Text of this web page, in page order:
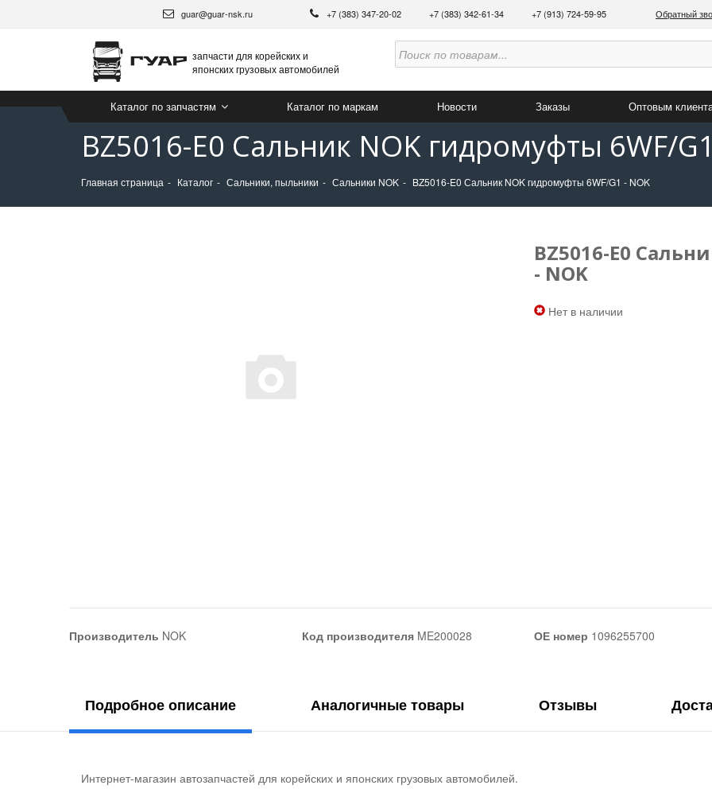
guar@guar-nsk.ru +7 (383) 347-20-02 +7 (383) 342-61-34 +7 (913) 724-59-95 Обратный
запчасти для корейских и
японских грузовых автомобилей
Каталог по запчастям Каталог по маркам Новости Заказы Оптовым
BZ5016-E0 Сальник NOK гидромуфты 6WF/
Главная страница Каталог Сальники, пыльники Сальники NOK BZ5016-E0 Сальник NOK гидромуфты 6WF/G1 - NOK
BZ5016-E0
- NOK
Нет в наличии
Производитель NOK Код производителяME200028 ОЕ номер 1096255700
Подробное описание Аналогичные товары Отзывы
Интернет-магазин автозапчастей для корейских и японских грузовых автомобилей.